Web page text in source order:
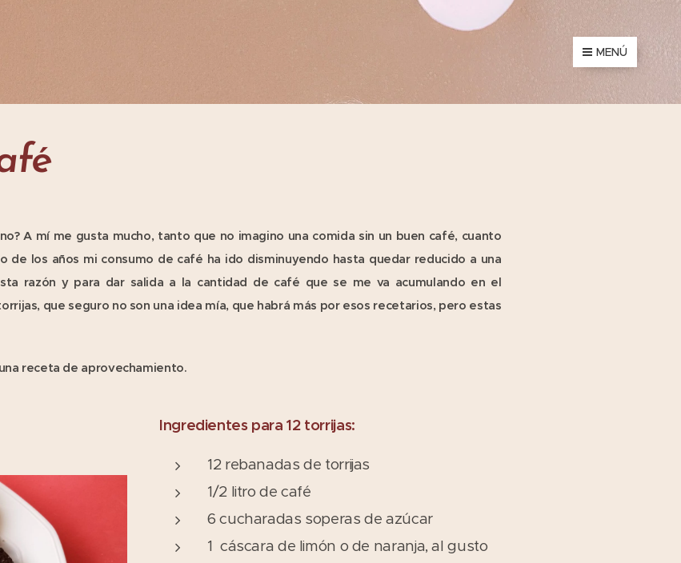
MENÚ
A mí me gusta mucho, tanto que no imagino una comida sin un buen café, cuanto
de los años mi consumo de café ha ido disminuyendo hasta quedar reducido a una
razón y para dar salida a la cantidad de café que se me va acumulando en el
que seguro no son una idea mía, que habrá más por esos recetarios, pero estas
receta de aprovechamiento.
Ingredientes para 12 torrijas:
12 rebanadas de torrijas
1/2 litro de café
6 cucharadas soperas de azúcar
1 cáscara de limón o de naranja, al gusto